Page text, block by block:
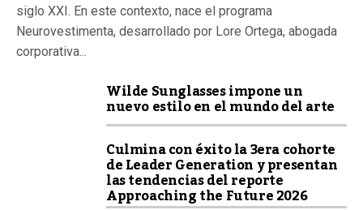
siglo XXI. En este contexto, nace el programa
Neurovestimenta, desarrollado por Lore Ortega, abogada
corporativa...
Wilde Sunglasses impone un
nuevo estilo en el mundo del arte
Culmina con éxito la 3era cohorte
de Leader Generation y presentan
las tendencias del reporte
Approaching the Future 2026